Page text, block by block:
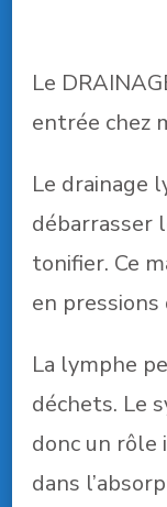
Le
entrée chez
Le drainage
débarrasser
tonifier. Ce
en
La lymphe
déchets. Le
donc un rôle
dans